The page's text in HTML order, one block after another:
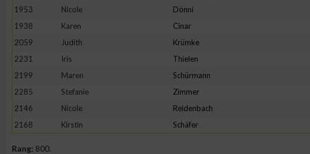
1953
Nicole Dönni
1938
Karen Cinar
2059
Judith Krümke
2231
Iris Thielen
2199
Maren Schürmann
2285
Stefanie Zimmer
2146
Nicole Reidenbach
2168
Kirstin Schäfer
Rang: 800.
verschiedenen Quellen
Entwicklung und Verbesserung der Angebote
Verwendung reduzierter Daten zur Auswahl von Inhalten
IAB-Besonderheiten:
Verwendung genauer Standortdaten